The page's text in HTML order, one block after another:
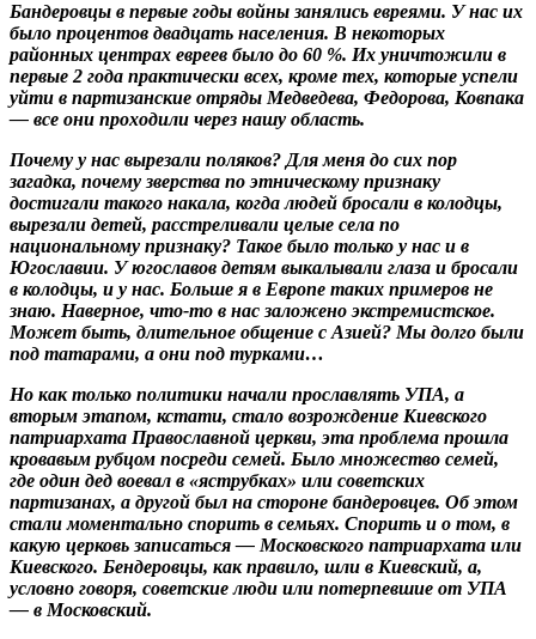
Бандеровцы в первые годы войны занялись евреями. У нас их
было процентов двадцать населения. В некоторых
районных центрах евреев было до 60 %. Их уничтожили в
первые 2 года практически всех, кроме тех, которые успели
уйти в партизанские отряды Медведева, Федорова, Ковпака
— все они проходили через нашу область.
Почему у нас вырезали поляков? Для меня до сих пор
загадка, почему зверства по этническому признаку
достигали такого накала, когда людей бросали в колодцы,
вырезали детей, расстреливали целые села по
национальному признаку? Такое было только у нас и в
Югославии. У югославов детям выкалывали глаза и бросали
в колодцы, и у нас. Больше я в Европе таких примеров не
знаю. Наверное, что-то в нас заложено экстремистское.
Может быть, длительное общение с Азией? Мы долго были
под татарами, а они под турками…
Но как только политики начали прославлять УПА, а
вторым этапом, кстати, стало возрождение Киевского
патриархата Православной церкви, эта проблема прошла
кровавым рубцом посреди семей. Было множество семей,
где один дед воевал в «яструбках» или советских
партизанах, а другой был на стороне бандеровцев. Об этом
стали моментально спорить в семьях. Спорить и о том, в
какую церковь записаться — Московского патриархата или
Киевского. Бендеровцы, как правило, шли в Киевский, а,
условно говоря, советские люди или потерпевшие от УПА
— в Московский.